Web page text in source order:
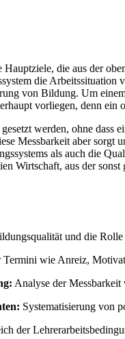
die aus der
die
von Bildung. Um
vorliegen, denn
werden, ohne
Messbarkeit aber
als auch die
Wirtschaft, aus der
und die
wie Anreiz,
Analyse der
Systematisierung von
der